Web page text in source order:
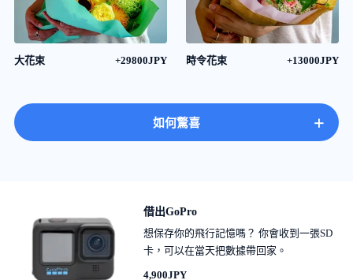
大花束 +29800JPY 時令花束 +13000JPY
如何驚喜 +
借出GoPro
想保存你的飛行記憶嗎？ 你會收到一張SD
卡，可以在當天把數據帶回家。
4,900JPY